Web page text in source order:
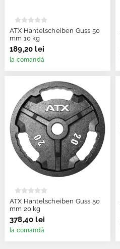
ATX Hantelscheiben Guss 50
mm 10 kg
189,20 lei
la comandă
ATX Hantelscheiben Guss 50
mm 20 kg
378,40 lei
la comandă